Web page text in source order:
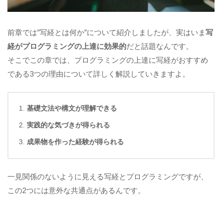
前章では”写経とは何か”について紹介しましたが、実はいま写
経がプログラミングの上達に効果的だと話題なんです。
そこでこの章では、プログラミングの上達に写経がおすすめ
である3つの理由について詳しく解説していきますよ。
基礎文法や構文が理解できる
実践的な気づきが得られる
成果物を作った経験が得られる
一見関係のないように見える写経とプログラミングですが、
この2つには意外な共通点があるんです。